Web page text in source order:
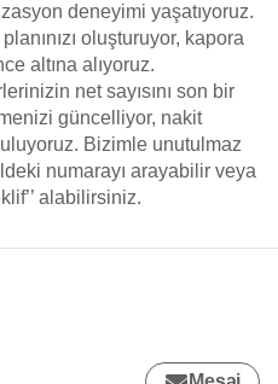
deneyimi yaşatıyoruz.
oluşturuyor, kapora
altına alıyoruz.
net sayısını son bir
güncelliyor, nakit
Bizimle unutulmaz
numarayı arayabilir veya
alabilirsiniz.